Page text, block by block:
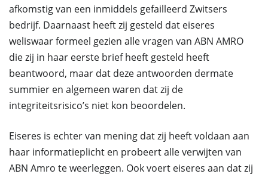
afkomstig van een inmiddels gefailleerd Zwitsers
bedrijf. Daarnaast heeft zij gesteld dat eiseres
weliswaar formeel gezien alle vragen van ABN AMRO
die zij in haar eerste brief heeft gesteld heeft
beantwoord, maar dat deze antwoorden dermate
summier en algemeen waren dat zij de
integriteitsrisico’s niet kon beoordelen.
Eiseres is echter van mening dat zij heeft voldaan aan
haar informatieplicht en probeert alle verwijten van
ABN Amro te weerleggen. Ook voert eiseres aan dat zij